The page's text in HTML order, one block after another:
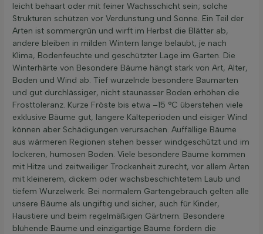
leicht behaart oder mit feiner Wachsschicht sein; solche
Strukturen schützen vor Verdunstung und Sonne. Ein Teil der
Arten ist sommergrün und wirft im Herbst die Blätter ab,
andere bleiben in milden Wintern lange belaubt, je nach
Klima, Bodenfeuchte und geschützter Lage im Garten. Die
Winterhärte von Besondere Bäume hängt stark von Art, Alter,
Boden und Wind ab. Tief wurzelnde besondere Baumarten
und gut durchlässiger, nicht staunasser Boden erhöhen die
Frosttoleranz. Kurze Fröste bis etwa –15 °C überstehen viele
exklusive Bäume gut, längere Kälteperioden und eisiger Wind
können aber Schädigungen verursachen. Auffällige Bäume
aus wärmeren Regionen stehen besser windgeschützt und im
lockeren, humosen Boden. Viele besondere Bäume kommen
mit Hitze und zeitweiliger Trockenheit zurecht, vor allem Arten
mit kleinerem, dickem oder wachsbeschichtetem Laub und
tiefem Wurzelwerk. Bei normalem Gartengebrauch gelten alle
unsere Bäume als ungiftig und sicher, auch für Kinder,
Haustiere und beim regelmäßigen Gärtnern. Besondere
blühende Bäume und einzigartige Bäume fördern die